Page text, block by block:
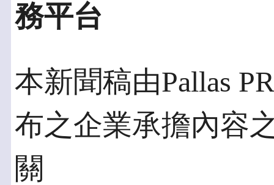
務平台
本新聞稿由Pallas
布之企業承擔內容
關